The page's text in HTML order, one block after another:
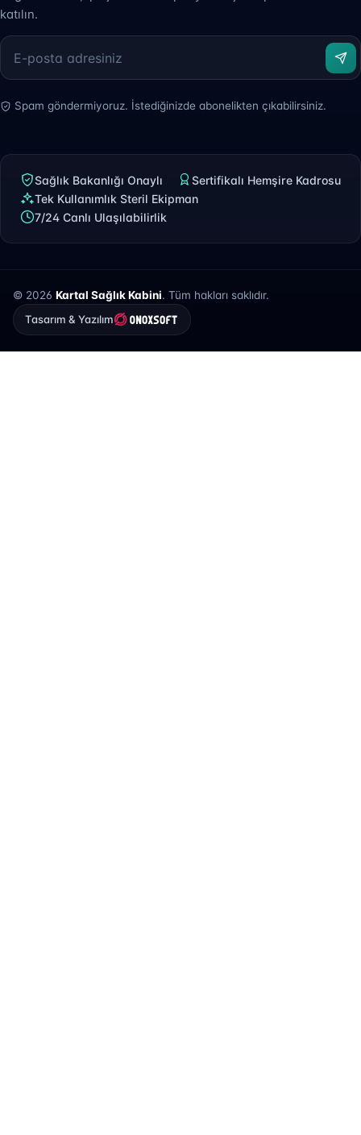
katılın.
Spam göndermiyoruz. İstediğinizde abonelikten çıkabilirsiniz.
Sağlık Bakanlığı Onaylı
Sertifikalı Hemşire Kadrosu
Tek Kullanımlık Steril Ekipman
7/24 Canlı Ulaşılabilirlik
© 2026 Kartal Sağlık Kabini. Tüm hakları saklıdır.
Tasarım & Yazılım